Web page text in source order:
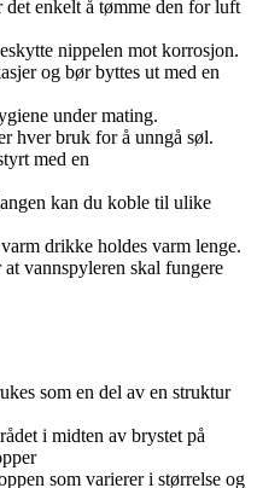
enkelt å tømme den for luft
nippelen mot korrosjon.
og bør byttes ut med en
under mating.
hver bruk for å unngå søl.
med en
kan du koble til ulike
drikke holdes varm lenge.
vannspyleren skal fungere
som en del av en struktur
i midten av brystet på
som varierer i størrelse og